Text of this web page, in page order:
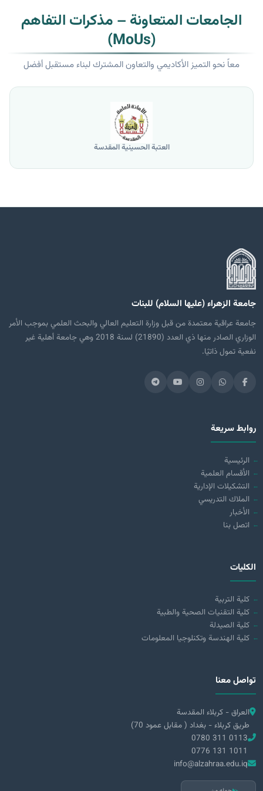
الجامعات المتعاونة – مذكرات التفاهم
(MoUs)
معاً نحو التميز الأكاديمي والتعاون المشترك لبناء مستقبل أفضل
العتبة الحسينية المقدسة
جامعة الزهراء (عليها السلام) للبنات
جامعة عراقية معتمدة من قبل وزارة التعليم العالي والبحث العلمي بموجب الأمر
الوزاري الصادر منها ذي العدد (21890) لسنة 2018 وهي جامعة أهلية غير
نفعية تمول ذاتيًا.
روابط سريعة
الرئيسية
الأقسام العلمية
التشكيلات الإدارية
الملاك التدريسي
الأخبار
اتصل بنا
الكليات
كلية التربية
كلية التقنيات الصحية والطبية
كلية الصيدلة
كلية الهندسة وتكنلوجيا المعلومات
تواصل معنا
العراق - كربلاء المقدسة
طريق كربلاء - بغداد ( مقابل عمود 70)
0780 311 0113
0776 131 1011
info@alzahraa.edu.iq